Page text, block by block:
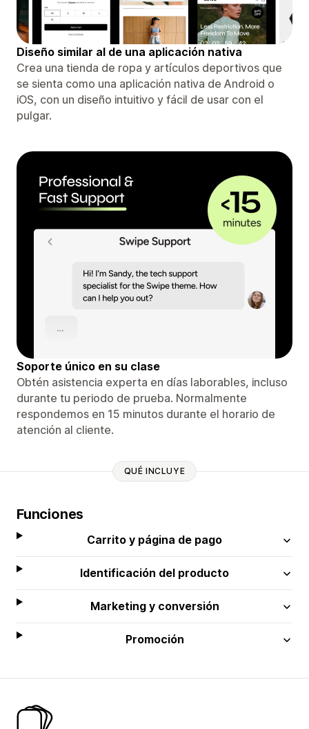
Diseño similar al de una aplicación nativa
Crea una tienda de ropa y artículos deportivos que
se sienta como una aplicación nativa de Android o
iOS, con un diseño intuitivo y fácil de usar con el
pulgar.
Soporte único en su clase
Obtén asistencia experta en días laborables, incluso
durante tu periodo de prueba. Normalmente
respondemos en 15 minutos durante el horario de
atención al cliente.
QUÉ INCLUYE
Funciones
Carrito y página de pago
Identificación del producto
Marketing y conversión
Promoción